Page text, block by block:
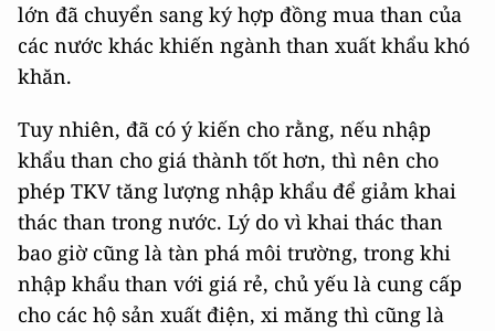
lớn đã chuyển sang ký hợp đồng mua than của
các nước khác khiến ngành than xuất khẩu khó
khăn.
Tuy nhiên, đã có ý kiến cho rằng, nếu nhập
khẩu than cho giá thành tốt hơn, thì nên cho
phép TKV tăng lượng nhập khẩu để giảm khai
thác than trong nước. Lý do vì khai thác than
bao giờ cũng là tàn phá môi trường, trong khi
nhập khẩu than với giá rẻ, chủ yếu là cung cấp
cho các hộ sản xuất điện, xi măng thì cũng là